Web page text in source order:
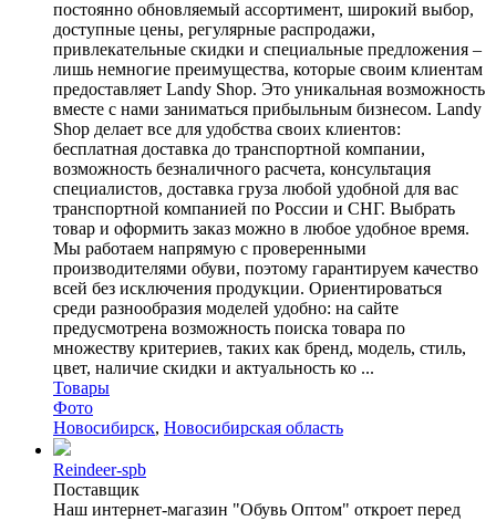
постоянно обновляемый ассортимент, широкий выбор,
доступные цены, регулярные распродажи,
привлекательные скидки и специальные предложения –
лишь немногие преимущества, которые своим клиентам
предоставляет Landy Shop. Это уникальная возможность
вместе с нами заниматься прибыльным бизнесом. Landy
Shop делает все для удобства своих клиентов:
бесплатная доставка до транспортной компании,
возможность безналичного расчета, консультация
специалистов, доставка груза любой удобной для вас
транспортной компанией по России и СНГ. Выбрать
товар и оформить заказ можно в любое удобное время.
Мы работаем напрямую с проверенными
производителями обуви, поэтому гарантируем качество
всей без исключения продукции. Ориентироваться
среди разнообразия моделей удобно: на сайте
предусмотрена возможность поиска товара по
множеству критериев, таких как бренд, модель, стиль,
цвет, наличие скидки и актуальность ко ...
Товары
Фото
Новосибирск, Новосибирская область
Reindeer-spb
Поставщик
Наш интернет-магазин "Обувь Оптом" откроет перед